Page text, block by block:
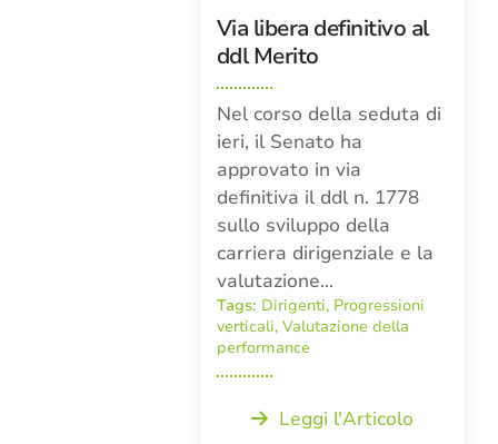
Via libera definitivo al
ddl Merito
Nel corso della seduta di
ieri, il Senato ha
approvato in via
definitiva il ddl n. 1778
sullo sviluppo della
carriera dirigenziale e la
valutazione…
Tags: Dirigenti, Progressioni
verticali, Valutazione della
performance
Leggi l'Articolo